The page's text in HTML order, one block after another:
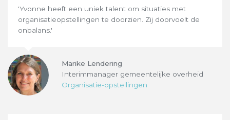
'Yvonne heeft een uniek talent om situaties met
organisatieopstellingen te doorzien. Zij doorvoelt de
onbalans.'
Marike Lendering
Interimmanager gemeentelijke overheid
Organisatie-opstellingen